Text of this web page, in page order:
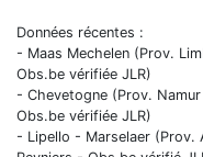
Données récentes :
- Maas Mechelen (Prov.
Obs.be vérifiée JLR)
- Chevetogne (Prov.
Obs.be vérifiée JLR)
- Lipello - Marselaer